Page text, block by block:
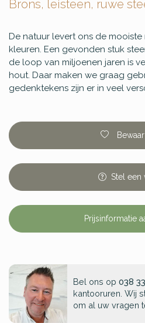
Brons, leisteen, ruwe
De natuur levert ons de mooiste
kleuren. Een gevonden stuk
de loop van miljoenen jaren is
hout. Daar maken we graag
gedenktekens zijn er in veel
Stel een
Prijsinformatie
Bel ons op 038
kantooruren. Wij
om al uw vragen